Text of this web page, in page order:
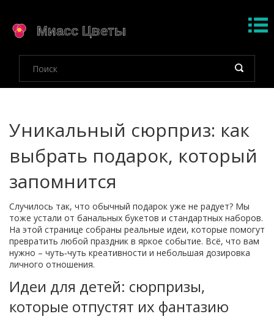
Уникальный сюрприз: как
выбрать подарок, который
запомнится
Случилось так, что обычный подарок уже не радует? Мы
тоже устали от банальных букетов и стандартных наборов.
На этой странице собраны реальные идеи, которые помогут
превратить любой праздник в яркое событие. Всё, что вам
нужно – чуть‑чуть креативности и небольшая дозировка
личного отношения.
Идеи для детей: сюрпризы,
которые отпустят их фантазию